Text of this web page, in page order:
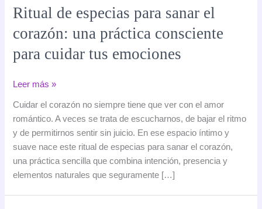
Ritual de especias para sanar el
corazón: una práctica consciente
para cuidar tus emociones
Ritual
sanar
corazón:
práctica
Leer más »
Cuidar el corazón no siempre tiene que ver con el amor
romántico. A veces se trata de escucharnos, de bajar el ritmo
y de permitirnos sentir sin juicio. En ese espacio íntimo y
suave nace este ritual de especias para sanar el corazón,
una práctica sencilla que combina intención, presencia y
elementos naturales que seguramente […]